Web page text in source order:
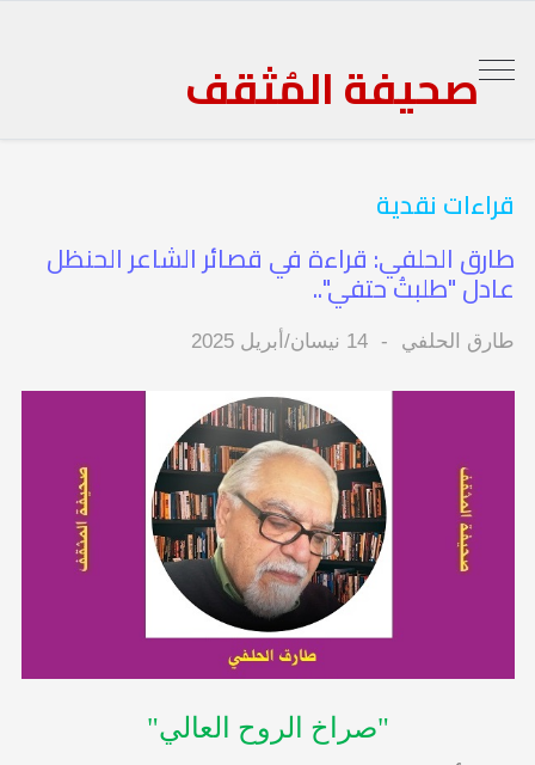
صحيفة المُثقف
قراءات نقدية
طارق الحلفي: قراءة في قصائر الشاعر الحنظل
عادل "طلبتُ حتفي"..
طارق الحلفي 14 نيسان/أبريل 2025
"صراخ الروح العالي"